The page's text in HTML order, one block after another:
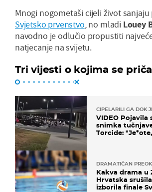
Mnogi nogometaši cijeli život sanjaju
Svjetsko prvenstvo, no mladi Louey
navodno je odlučio propustiti
natjecanje na svijetu.
Tri vijesti o kojima se priča
CIPELARILI GA DOK
VIDEO Pojavila
snimka
Torcide:
DRAMATIČAN
Kakva drama u
Hrvatska
izborila finale